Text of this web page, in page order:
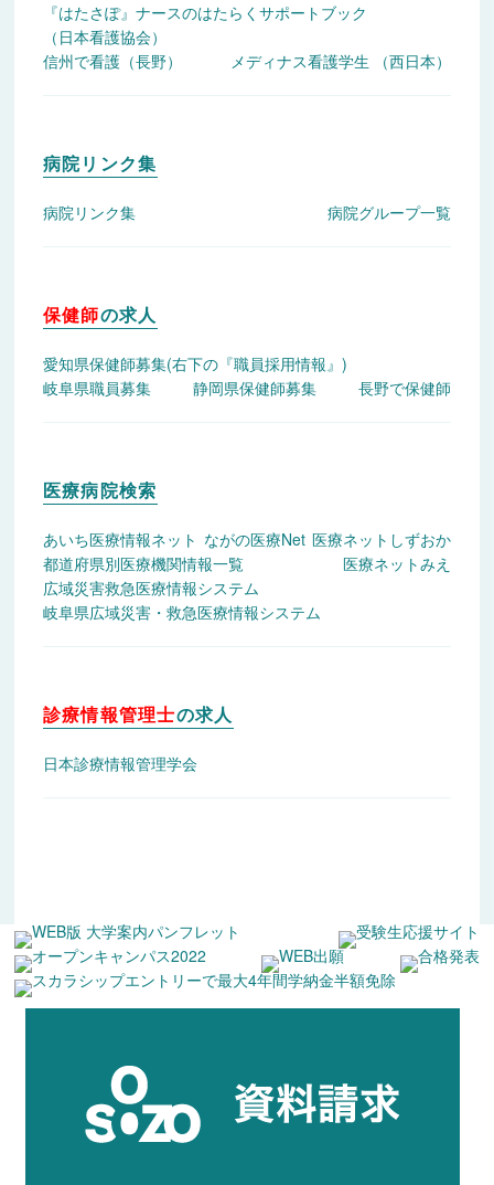
『はたさぽ』 ナースのはたらくサポートブック
（日本看護協会）
信州で看護（長野）
メディナス看護学生 （西日本）
病院リンク集
病院リンク集 病院グループ一覧
保健師の求人
愛知県保健師募集(右下の『職員採用情報』)
岐阜県職員募集
静岡県保健師募集 長野で保健師
医療病院検索
あいち医療情報ネット ながの医療Net 医療ネットしずおか
都道府県別医療機関情報一覧
医療ネットみえ
広域災害救急医療情報システム
岐阜県広域災害・救急医療情報システム
診療情報管理士の求人
日本診療情報管理学会